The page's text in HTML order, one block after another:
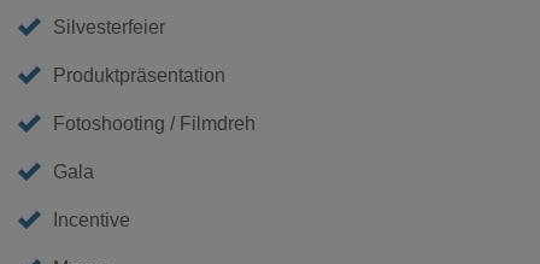
Silvesterfeier
Produktpräsentation
Fotoshooting / Filmdreh
Gala
Incentive